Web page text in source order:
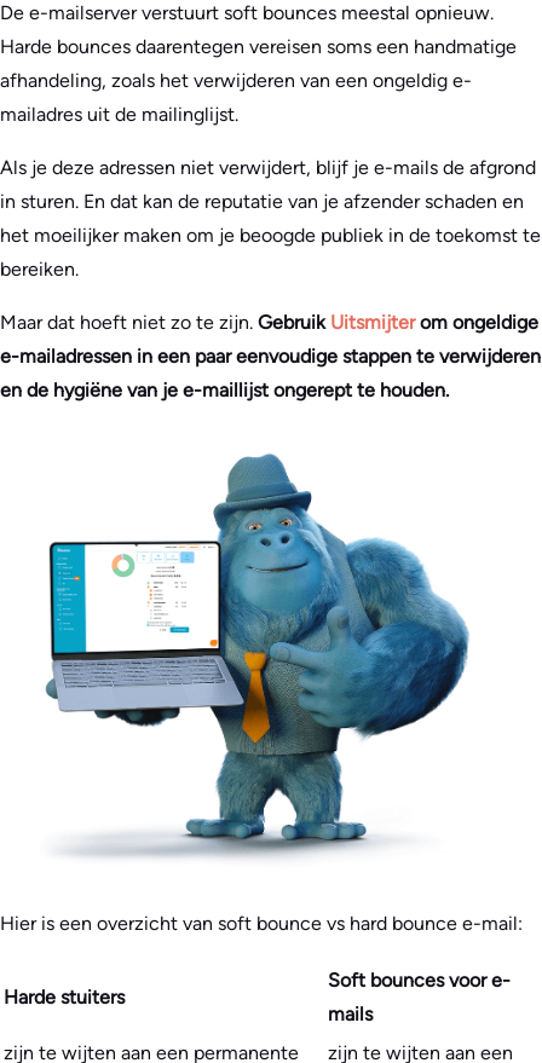
De e-mailserver verstuurt soft bounces meestal opnieuw.
Harde bounces daarentegen vereisen soms een handmatige
afhandeling, zoals het verwijderen van een ongeldig e-
mailadres uit de mailinglijst.
Als je deze adressen niet verwijdert, blijf je e-mails de afgrond
in sturen. En dat kan de reputatie van je afzender schaden en
het moeilijker maken om je beoogde publiek in de toekomst te
bereiken.
Maar dat hoeft niet zo te zijn. Gebruik Uitsmijterom ongeldige
e-mailadressen in een paar eenvoudige stappen te verwijderen
en de hygiëne van je e-maillijst ongerept te houden.
Hier is een overzicht van soft bounce vs hard bounce e-mail:
Harde stuiters
Soft bounces voor e-
mails
zijn te wijten aan een permanente
zijn te wijten aan een